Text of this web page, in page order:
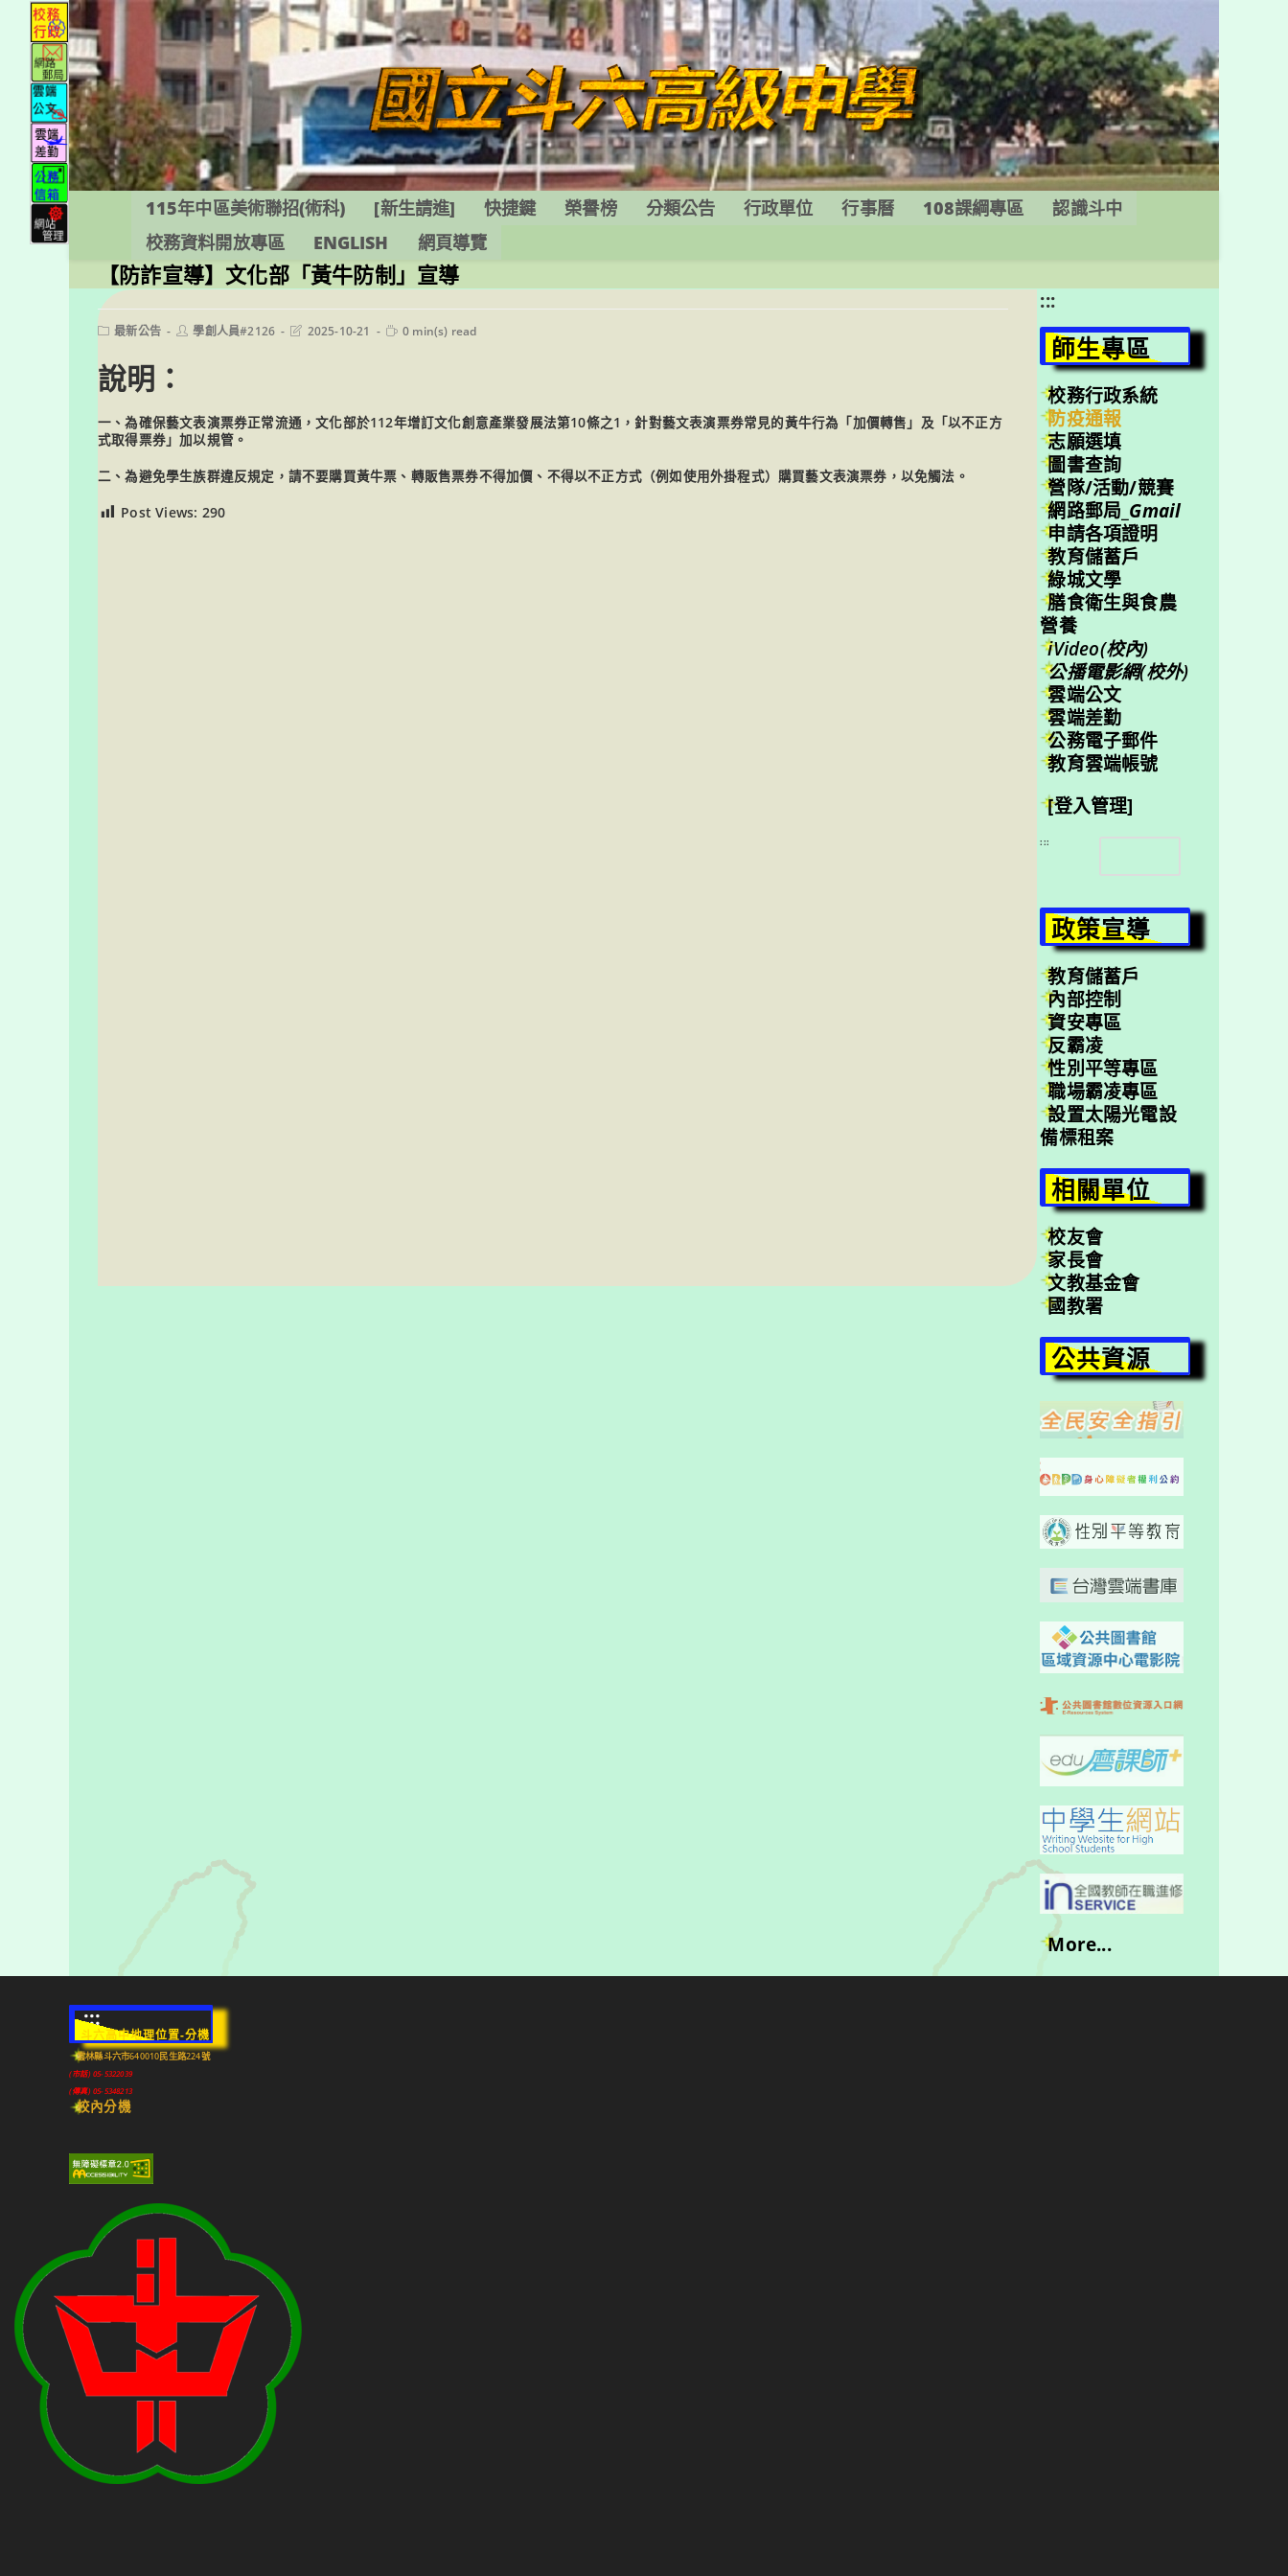
115年中區美術聯招(術科) [新生請進] 快捷鍵 榮譽榜 分類公告 行政單位 行事曆 108課綱專區
認識斗中
校務資料開放專區
ENGLISH 網頁導覽
【防詐宣導】文化部「黃牛防制」宣導
Post最新公告
Post學創人員#2126
Post2025-10-21
Reading
0 min(s) read
說明：
一、為確保藝文表演票券正常流通，文化部於112年增訂文化創意產業發展法第10條之1，針對藝文表演票券常見的黃牛行為「加價轉售」及「以不正方
式取得票券」加以規管。
二、為避免學生族群違反規定，請不要購買黃牛票、轉販售票券不得加價、不得以不正方式（例如使用外掛程式）購買藝文表演票券，以免觸法。
Post Views: 290
:::
師生專區
校務行政系統
防疫通報
志願選填
圖書查詢
營隊/活動/競賽
網路郵局_ Gmail
申請各項證明
教育儲蓄戶
綠城文學
膳食衛生與食農
營養
iVideo(校內)
公播電影網(校外)
雲端公文
雲端差勤
公務電子郵件
教育雲端帳號
[登入管理]
:::
搜
尋
政策宣導
教育儲蓄戶
內部控制
資安專區
反霸凌
性別平等專區
職場霸凌專區
設置太陽光電設
備標租案
相關單位
校友會
家長會
文教基金會
國教署
公共資源
More...
:::
斗六高中地理位置-分機
雲林縣斗六市640010民生路224號
(市話) 05-5322039
(傳真) 05-5348213
校內分機